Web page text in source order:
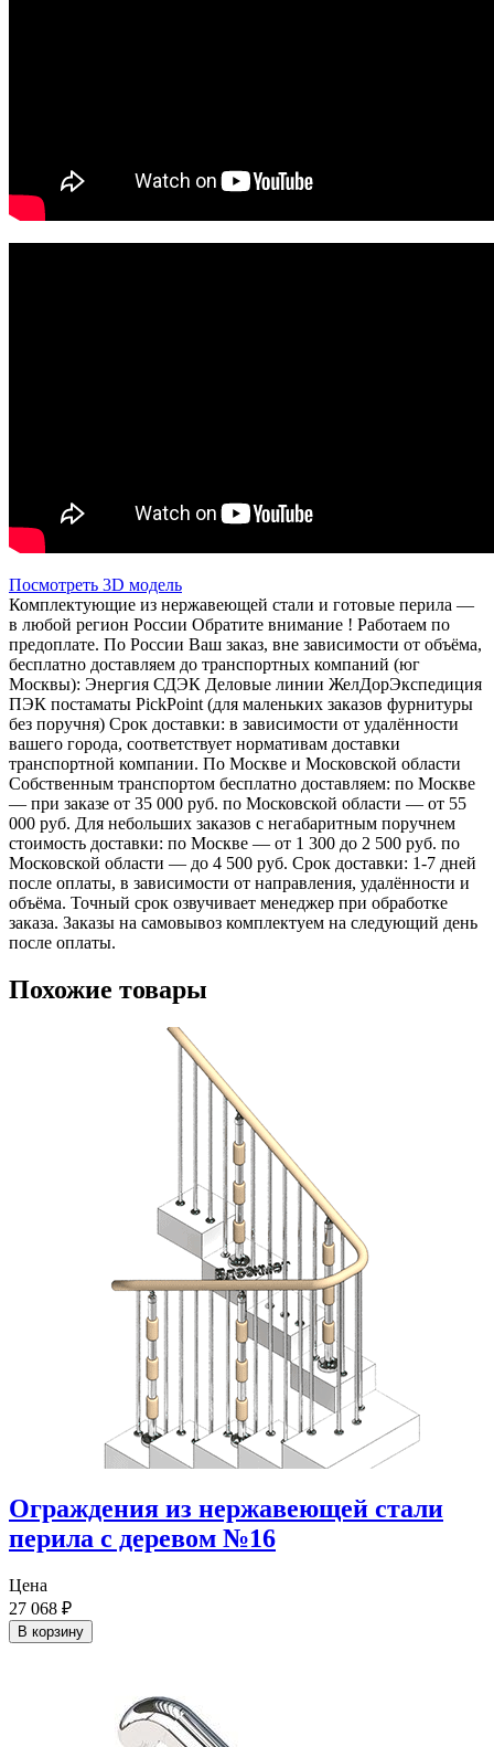
Посмотреть 3D модель
Комплектующие из нержавеющей стали и готовые перила —
в любой регион России Обратите внимание ! Работаем по
предоплате. По России Ваш заказ, вне зависимости от объёма,
бесплатно доставляем до транспортных компаний (юг
Москвы): Энергия СДЭК Деловые линии ЖелДорЭкспедиция
ПЭК постаматы PickPoint (для маленьких заказов фурнитуры
без поручня) Срок доставки: в зависимости от удалённости
вашего города, соответствует нормативам доставки
транспортной компании. По Москве и Московской области
Собственным транспортом бесплатно доставляем: по Москве
— при заказе от 35 000 руб. по Московской области — от 55
000 руб. Для небольших заказов с негабаритным поручнем
стоимость доставки: по Москве — от 1 300 до 2 500 руб. по
Московской области — до 4 500 руб. Срок доставки: 1-7 дней
после оплаты, в зависимости от направления, удалённости и
объёма. Точный срок озвучивает менеджер при обработке
заказа. Заказы на самовывоз комплектуем на следующий день
после оплаты.
Похожие товары
Ограждения из нержавеющей стали
перила с деревом №16
Цена
27 068 ₽
В корзину